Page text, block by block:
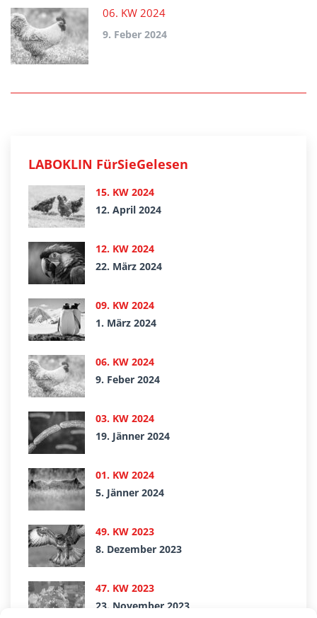
06. KW 2024
9. Feber 2024
LABOKLIN FürSieGelesen
15. KW 2024
12. April 2024
12. KW 2024
22. März 2024
09. KW 2024
1. März 2024
06. KW 2024
9. Feber 2024
03. KW 2024
19. Jänner 2024
01. KW 2024
5. Jänner 2024
49. KW 2023
8. Dezember 2023
47. KW 2023
23. November 2023